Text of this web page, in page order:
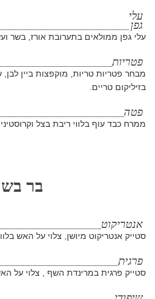
עלי
גפן
עלי גפן ממולאים בתערובת אורז, בשר
פטריות
מבחר פטריות טריות, מוקפצות ביין
בזיליקום טריים.
פטה
ממרח כבד עוף בלווי ריבת בצל וקרוסטיני.
בר
אנטריקוט
סטייק אנטריקוט מיושן, צלוי על האש
פרגית
סטייק פרגית במרינדת השף , צלוי על